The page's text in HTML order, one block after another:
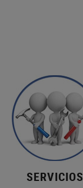
SERVICIOS